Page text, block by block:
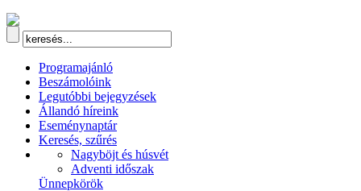
Programajánló
Beszámolóink
Legutóbbi bejegyzések
Állandó híreink
Eseménynaptár
Keresés, szűrés
Nagyböjt és húsvét
Adventi időszak
Ünnepkörök